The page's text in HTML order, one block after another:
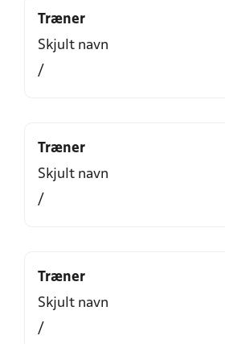
Træner
Skjult navn
/
Træner
Skjult navn
/
Træner
Skjult navn
/